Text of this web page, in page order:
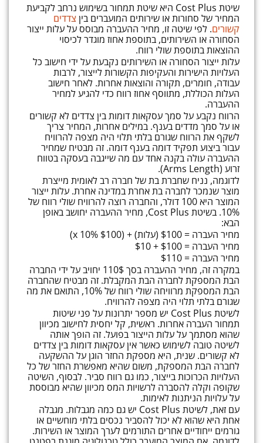
שיטת Cost Plus היא שיטת תמחור בשימוש נרחב לקביעת
המחיר של סחורות או שירותים המועברים בין צדדים
קשורים. לפי שיטה זו, מחיר ההעברה מבוסס על עלות ייצור
הסחורה או השירותים, בתוספת אחוז מוגדר לכיסוי
ההוצאות בתוספת שולי רווח.
עלות ייצור הסחורה או השירותים נקבעת על ידי חישוב כל
העלויות הישירות והעקיפות הקשורות לייצור, לרבות
עבודה, חומרים, תקורה והוצאות אחרות. לאחר חישוב
העלות הכוללת, מתווסף אחוז רווח כדי להגיע למחיר
ההעברה.
הרווח נקבע על סמך עסקאות דומות בין צדדים לא קשורים
או על סמך מדדים בענף. במילים אחרות, המחיר צריך
לשקף את הרווח שגורם בלתי תלוי היה מצפה להרוויח
עבור ביצוע תפקיד דומה בענף דומה. זה מבטיח שמחיר
ההעברה עולה בקנה אחד עם מה שייגבה בעסקה בטווח
זרוע (Arms Length).
לדוגמה, נניח שחברת בת של חברה רב לאומית מייצרת
מוצר שנמכר לחברה בת אחרת במדינה אחרת. עלות ייצור
המוצר היא 100 דולר, והחברה רוצה להרוויח שולי רווח של
10%. בשיטת Cost Plus, מחיר ההעברה יחושב באופן
הבא:
מחיר העברה = $100 (עלות) + ($100 x 10%)
מחיר העברה = $100 + $10
מחיר העברה = $110
במקרה זה, מחיר ההעברה בסך 110$ יחויב על ידי החברה
הבת המספקת לחברה הבת המקבלת. זה מבטיח שהחברה
הבת המספקת מרוויחה שולי רווח של 10%, התואם את מה
שגורם בלתי תלוי היה מצפה להרוויח.
לשיטת Cost Plus יש מספר יתרונות על פני שיטות
תמחור העברה אחרות. ראשית, קל יחסית לחישוב מכיוון
שהוא מסתמך על עלות הייצור בפועל. זה הופך אותה
לשיטה טובה לשימוש כאשר אין עסקאות דומות בין צדדים
לא קשורים. שנית, היא מספקת החזר הוגן על ההשקעה
לחברה הבת המספקת, משום שהיא מאפשרת החזר של כל
העלויות הכרוכות בייצור, כמו גם רווח סביר. לבסוף, השיטה
שקופה וקלה להסברה לרשויות המס מכיוון שהיא מבוססת
על עלויות הניתנות לאימות.
עם זאת, לשיטת Cost Plus יש גם כמה מגבלות. מגבלה
אחת היא שהוא לא יכול להסביר נכסים בלתי מוחשיים או
גורמים ייחודיים אחרים התורמים לערך המוצר או השירות.